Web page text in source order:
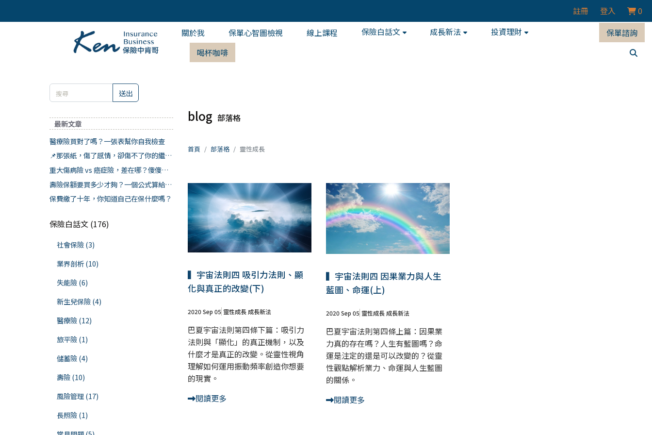
註冊 登入
0
關於我
保單心智圖檢視 線上課程 保險白話文 成長新法 投資理財
保單諮詢
喝杯咖啡
送出
最新文章
醫療險買對了嗎？一張表幫你自我檢查
📌那張紙，傷了感情，卻傷不了你的繼承
權
重大傷病險 vs 癌症險，差在哪？傻傻分
不清楚
壽險保額要買多少才夠？一個公式算給你
看
保費繳了十年，你知道自己在保什麼嗎？
保險白話文 (176)
社會保險 (3)
業界剖析 (10)
失能險 (6)
新生兒保險 (4)
醫療險 (12)
旅平險 (1)
儲蓄險 (4)
壽險 (10)
風險管理 (17)
長照險 (1)
blog 部落格
首頁 部落格 靈性成長
▍宇宙法則四 吸引力法則、顯
化與真正的改變(下)
2020 Sep 05 靈性成長 成長新法
巴夏宇宙法則第四條下篇：吸引力
法則與「顯化」的真正機制，以及
什麼才是真正的改變。從靈性視角
理解如何運用振動頻率創造你想要
的現實。
閱讀更多
▍宇宙法則四 因果業力與人生
藍圖、命運(上)
2020 Sep 05 靈性成長 成長新法
巴夏宇宙法則第四條上篇：因果業
力真的存在嗎？人生有藍圖嗎？命
運是注定的還是可以改變的？從靈
性觀點解析業力、命運與人生藍圖
的關係。
閱讀更多